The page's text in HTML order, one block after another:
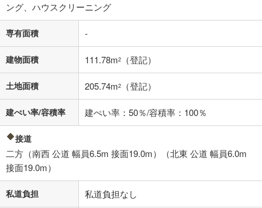
ング、ハウスクリーニング
専有面積 -
建物面積 111.78m2 （登記）
土地面積 205.74m2 （登記）
建ぺい率/容積率 建ぺい率：50％/容積率：100％
接道
二方（南西 公道 幅員6.5m 接面19.0m）（北東 公道 幅員6.0m
接面19.0m）
私道負担 私道負担なし